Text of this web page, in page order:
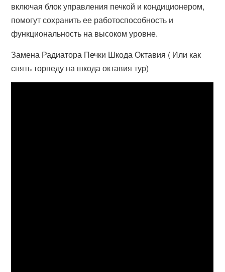
включая блок управления печкой и кондиционером,
помогут сохранить ее работоспособность и
функциональность на высоком уровне.
Замена Радиатора Печки Шкода Октавия ( Или как
снять торпеду на шкода октавия тур)